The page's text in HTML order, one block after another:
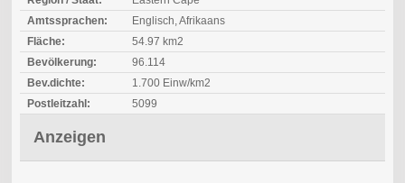
Amtssprachen:
Englisch, Afrikaans
Fläche:
54.97 km2
Bevölkerung:
96.114
Bev.dichte:
1.700 Einw/km2
Postleitzahl:
5099
Anzeigen